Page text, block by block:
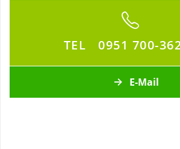
TEL 0951 700-
E-Mail